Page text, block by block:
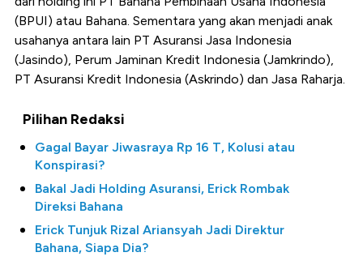
(BPUI) atau Bahana. Sementara yang akan menjadi anak
usahanya antara lain PT Asuransi Jasa Indonesia
(Jasindo), Perum Jaminan Kredit Indonesia (Jamkrindo),
PT Asuransi Kredit Indonesia (Askrindo) dan Jasa Raharja.
Pilihan Redaksi
Gagal Bayar Jiwasraya Rp 16 T, Kolusi atau
Konspirasi?
Bakal Jadi Holding Asuransi, Erick Rombak
Direksi Bahana
Erick Tunjuk Rizal Ariansyah Jadi Direktur
Bahana, Siapa Dia?